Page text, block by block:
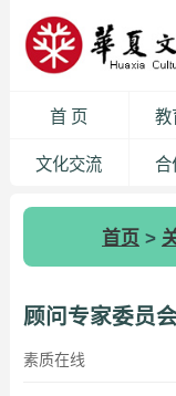
首 页 教
文化交流 合
首页 >
顾问专家委员
素质在线